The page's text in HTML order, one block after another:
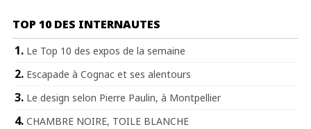
TOP 10 DES INTERNAUTES
Le Top 10 des expos de la semaine
Escapade à Cognac et ses alentours
Le design selon Pierre Paulin, à Montpellier
CHAMBRE NOIRE, TOILE BLANCHE